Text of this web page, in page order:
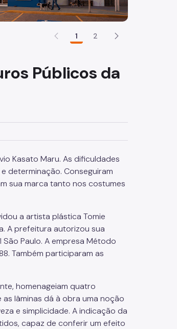
1 2
Públicos da
Kasato Maru. As dificuldades
determinação. Conseguiram
sua marca tanto nos costumes
a artista plástica Tomie
A prefeitura autorizou sua
Paulo. A empresa Método
Também participaram as
homenageiam quatro
lâminas dá à obra uma noção
e simplicidade. A indicação da
capaz de conferir um efeito